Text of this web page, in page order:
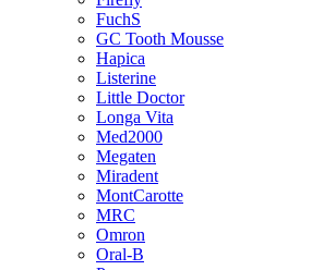
FuchS
GC Tooth Mousse
Hapica
Listerine
Little Doctor
Longa Vita
Med2000
Megaten
Miradent
MontCarotte
MRC
Omron
Oral-B